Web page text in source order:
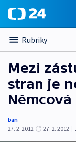
Rubriky
Mezi
stran je
Němcová
ban
27. 2. 2012
27. 2. 2012 |